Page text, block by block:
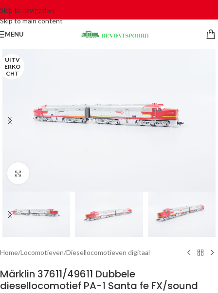
Skip to navigation
Skip to main content
MENU
UITV
ERKO
CHT
Home/Locomotieven/Diesellocomotieven digitaal
Märklin 37611/49611 Dubbele
diesellocomotief PA-1 Santa fe FX/sound